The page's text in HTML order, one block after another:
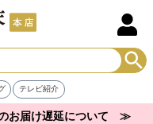
テレビ紹介
のお届け遅延について ≫